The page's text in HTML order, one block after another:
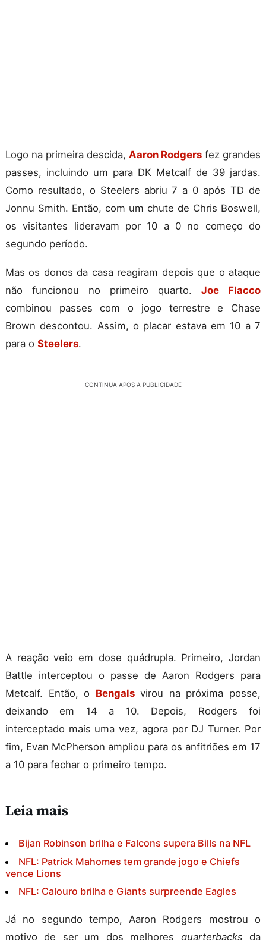
Logo na primeira descida, Aaron Rodgers fez grandes
passes, incluindo um para DK Metcalf de 39 jardas.
Como resultado, o Steelers abriu 7 a 0 após TD de
Jonnu Smith. Então, com um chute de Chris Boswell,
os visitantes lideravam por 10 a 0 no começo do
segundo período.
Mas os donos da casa reagiram depois que o ataque
não funcionou no primeiro quarto. Joe Flacco
combinou passes com o jogo terrestre e Chase
Brown descontou. Assim, o placar estava em 10 a 7
para o Steelers.
CONTINUA APÓS A PUBLICIDADE
A reação veio em dose quádrupla. Primeiro, Jordan
Battle interceptou o passe de Aaron Rodgers para
Metcalf. Então, o Bengalsvirou na próxima posse,
deixando em 14 a 10. Depois, Rodgers foi
interceptado mais uma vez, agora por DJ Turner. Por
fim, Evan McPherson ampliou para os anfitriões em 17
a 10 para fechar o primeiro tempo.
Leia mais
Bijan Robinson brilha e Falcons supera Bills na NFL
NFL: Patrick Mahomes tem grande jogo e Chiefs
vence Lions
NFL: Calouro brilha e Giants surpreende Eagles
Já no segundo tempo, Aaron Rodgers mostrou o
motivo de ser um dos melhores quarterbacks da